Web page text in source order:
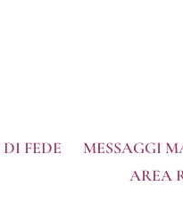
FEDE MESSAGGI
AREA